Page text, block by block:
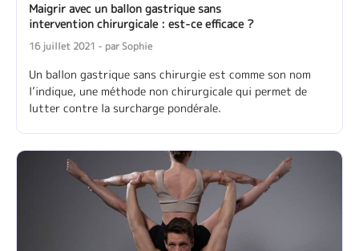
Maigrir avec un ballon gastrique sans
intervention chirurgicale : est-ce efficace ?
16 juillet 2021 - par Sophie
Un ballon gastrique sans chirurgie est comme son nom
l’indique, une méthode non chirurgicale qui permet de
lutter contre la surcharge pondérale.